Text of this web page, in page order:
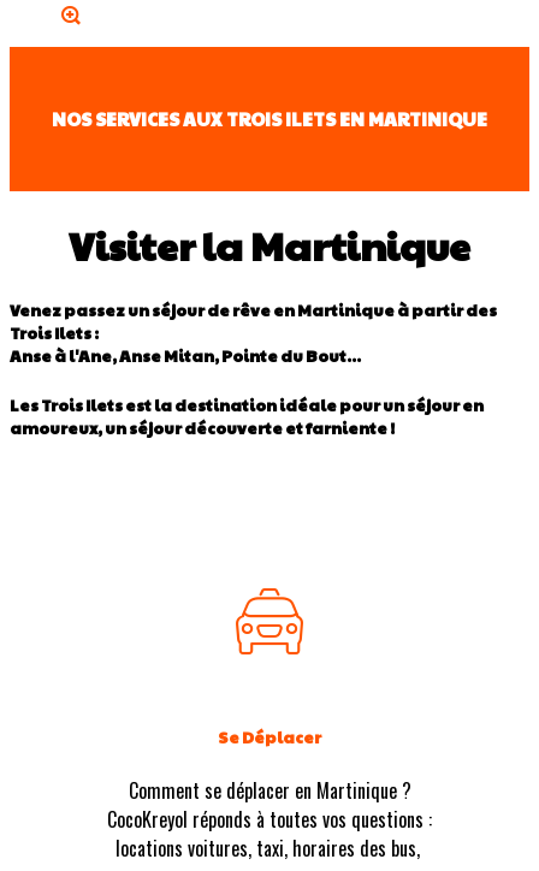
NOS SERVICES AUX TROIS ILETS EN MARTINIQUE
Visiter la Martinique
Venez passez un séjour de rêve en Martinique à partir des
Trois Ilets :
Anse à l'Ane, Anse Mitan, Pointe du Bout...
Les Trois Ilets est la destination idéale pour un séjour en
amoureux, un séjour découverte et farniente !
Se Déplacer
Comment se déplacer en Martinique ?
CocoKreyol réponds à toutes vos questions :
locations voitures, taxi, horaires des bus,